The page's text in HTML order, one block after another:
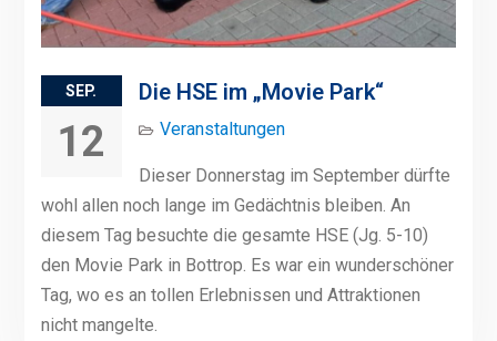
SEP.
12
Die HSE im „Movie Park“
Veranstaltungen
Dieser Donnerstag im September dürfte
wohl allen noch lange im Gedächtnis bleiben. An
diesem Tag besuchte die gesamte HSE (Jg. 5-10)
den Movie Park in Bottrop. Es war ein wunderschöner
Tag, wo es an tollen Erlebnissen und Attraktionen
nicht mangelte.